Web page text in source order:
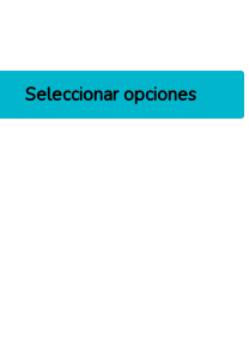
Seleccionar opciones